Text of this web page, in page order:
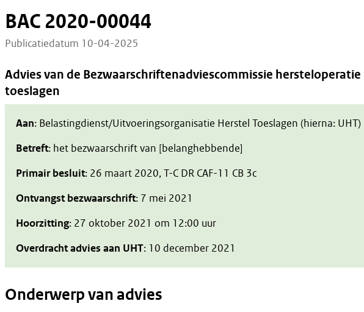
BAC 2020-00044
Publicatiedatum 10-04-2025
Advies van de Bezwaarschriftenadviescommissie hersteloperatie
toeslagen
Aan: Belastingdienst/Uitvoeringsorganisatie Herstel Toeslagen (hierna: UHT)
Betreft: het bezwaarschrift van [belanghebbende]
Primair besluit: 26 maart 2020, T-C DR CAF-11 CB 3c
Ontvangst bezwaarschrift: 7 mei 2021
Hoorzitting: 27 oktober 2021 om 12:00 uur
Overdracht advies aan UHT: 10 december 2021
Onderwerp van advies